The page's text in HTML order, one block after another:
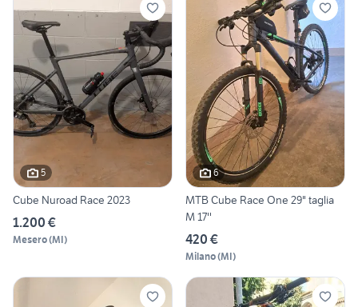
5
Cube Nuroad Race 2023
1.200 €
Mesero(MI)
6
MTB Cube Race One 29" taglia
M 17''
420 €
Milano(MI)